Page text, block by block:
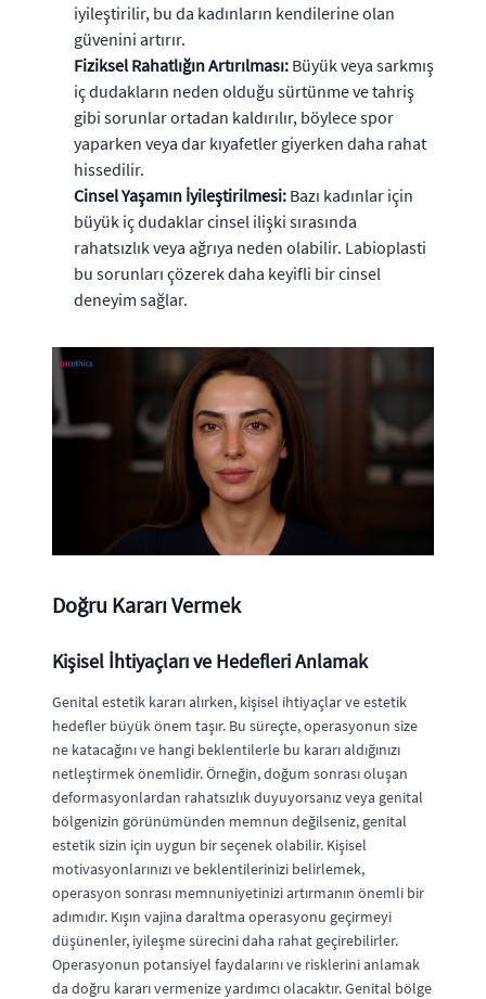
iyileştirilir, bu da kadınların kendilerine olan
güvenini artırır.
Fiziksel Rahatlığın Artırılması: Büyük veya sarkmış
iç dudakların neden olduğu sürtünme ve tahriş
gibi sorunlar ortadan kaldırılır, böylece spor
yaparken veya dar kıyafetler giyerken daha rahat
hissedilir.
Cinsel Yaşamın İyileştirilmesi: Bazı kadınlar için
büyük iç dudaklar cinsel ilişki sırasında
rahatsızlık veya ağrıya neden olabilir. Labioplasti
bu sorunları çözerek daha keyifli bir cinsel
deneyim sağlar.
Doğru Kararı Vermek
Kişisel İhtiyaçları ve Hedefleri Anlamak
Genital estetik kararı alırken, kişisel ihtiyaçlar ve estetik
hedefler büyük önem taşır. Bu süreçte, operasyonun size
ne katacağını ve hangi beklentilerle bu kararı aldığınızı
netleştirmek önemlidir. Örneğin, doğum sonrası oluşan
deformasyonlardan rahatsızlık duyuyorsanız veya genital
bölgenizin görünümünden memnun değilseniz, genital
estetik sizin için uygun bir seçenek olabilir. Kişisel
motivasyonlarınızı ve beklentilerinizi belirlemek,
operasyon sonrası memnuniyetinizi artırmanın önemli bir
adımıdır. Kışın vajina daraltma operasyonu geçirmeyi
düşünenler, iyileşme sürecini daha rahat geçirebilirler.
Operasyonun potansiyel faydalarını ve risklerini anlamak
da doğru kararı vermenize yardımcı olacaktır. Genital bölge